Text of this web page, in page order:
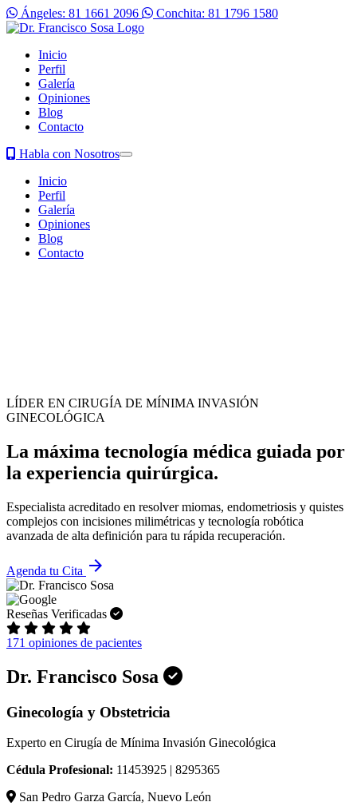
Ángeles: 81 1661 2096 Conchita: 81 1796 1580
Inicio
Perfil
Galería
Opiniones
Blog
Contacto
Habla con Nosotros
Inicio
Perfil
Galería
Opiniones
Blog
Contacto
LÍDER EN CIRUGÍA DE MÍNIMA INVASIÓN
GINECOLÓGICA
La máxima tecnología médica guiada por
la experiencia quirúrgica.
Especialista acreditado en resolver miomas, endometriosis y quistes
complejos con incisiones milimétricas y tecnología robótica
avanzada de alta definición para tu rápida recuperación.
Agenda tu Cita arrow_forward
Reseñas Verificadas
171 opiniones de pacientes
Dr. Francisco Sosa
Ginecología y Obstetricia
Experto en Cirugía de Mínima Invasión Ginecológica
Cédula Profesional: 11453925 | 8295365
San Pedro Garza García, Nuevo León